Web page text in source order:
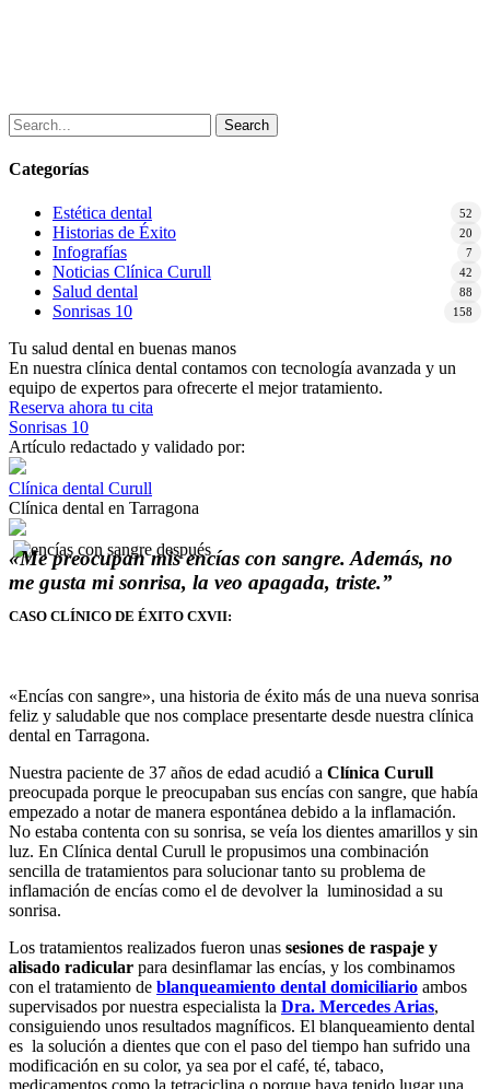
Search
Categorías
Estética dental 52
Historias de Éxito 20
Infografías 7
Noticias Clínica Curull 42
Salud dental 88
Sonrisas 10 158
Tu salud dental en buenas manos
En nuestra clínica dental contamos con tecnología avanzada y un
equipo de expertos para ofrecerte el mejor tratamiento.
Reserva ahora tu cita
Sonrisas 10
Artículo redactado y validado por:
Clínica dental Curull
Clínica dental en Tarragona
«Me preocupan mis encías con sangre. Además, no
me gusta mi sonrisa, la veo apagada, triste.”
CASO CLÍNICO DE ÉXITO CXVII:
«Encías con sangre», una historia de éxito más de una nueva sonrisa
feliz y saludable que nos complace presentarte desde nuestra clínica
dental en Tarragona.
Nuestra paciente de 37 años de edad acudió a Clínica Curull
preocupada porque le preocupaban sus encías con sangre, que había
empezado a notar de manera espontánea debido a la inflamación.
No estaba contenta con su sonrisa, se veía los dientes amarillos y sin
luz. En Clínica dental Curull le propusimos una combinación
sencilla de tratamientos para solucionar tanto su problema de
inflamación de encías como el de devolver la luminosidad a su
sonrisa.
Los tratamientos realizados fueron unas sesiones de raspaje y
alisado radicular para desinflamar las encías, y los combinamos
con el tratamiento de blanqueamiento dental domiciliario ambos
supervisados por nuestra especialista la Dra. Mercedes Arias,
consiguiendo unos resultados magníficos. El blanqueamiento dental
es la solución a dientes que con el paso del tiempo han sufrido una
modificación en su color, ya sea por el café, té, tabaco,